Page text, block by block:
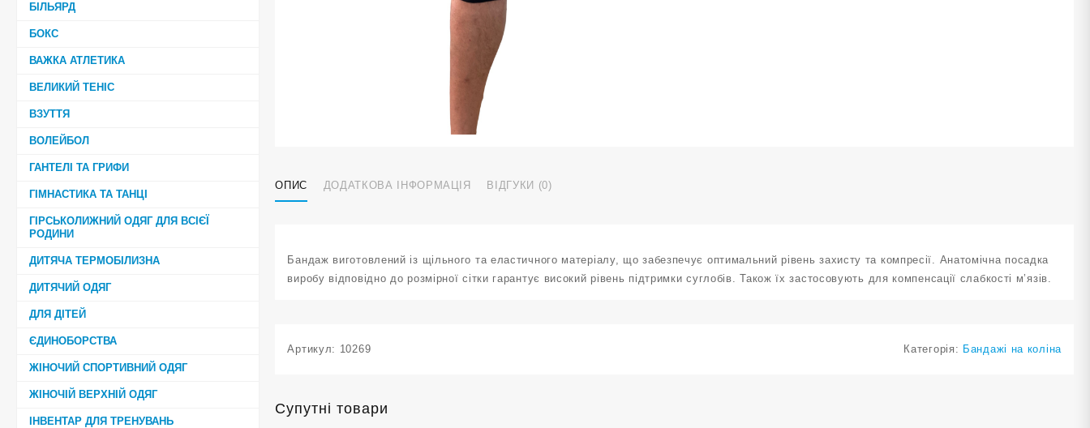
БІЛЬЯРД
БОКС
ВАЖКА АТЛЕТИКА
ВЕЛИКИЙ ТЕНІС
ВЗУТТЯ
ВОЛЕЙБОЛ
ГАНТЕЛІ ТА ГРИФИ
ГІМНАСТИКА ТА ТАНЦІ
ГІРСЬКОЛИЖНИЙ ОДЯГ ДЛЯ ВСІЄЇ
РОДИНИ
ДИТЯЧА ТЕРМОБІЛИЗНА
ДИТЯЧИЙ ОДЯГ
ДЛЯ ДІТЕЙ
ЄДИНОБОРСТВА
ЖІНОЧИЙ СПОРТИВНИЙ ОДЯГ
ЖІНОЧІЙ ВЕРХНІЙ ОДЯГ
ІНВЕНТАР ДЛЯ ТРЕНУВАНЬ
ОПИС ДОДАТКОВА ІНФОРМАЦІЯ ВІДГУКИ (0)
Бандаж виготовлений із щільного та еластичного матеріалу, що забезпечує оптимальний рівень захисту та компресії. Анатомічна посадка
виробу відповідно до розмірної сітки гарантує високий рівень підтримки суглобів. Також їх застосовують для компенсації слабкості м’язів.
Артикул: 10269 Категорія: Бандажі на коліна
Супутні товари